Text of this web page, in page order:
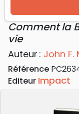
La passion
Comment la
vie
Auteur : John F.
Référence
Editeur Impact